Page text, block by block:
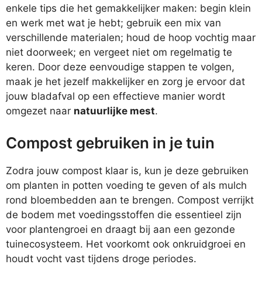
enkele tips die het gemakkelijker maken: begin klein
en werk met wat je hebt; gebruik een mix van
verschillende materialen; houd de hoop vochtig maar
niet doorweek; en vergeet niet om regelmatig te
keren. Door deze eenvoudige stappen te volgen,
maak je het jezelf makkelijker en zorg je ervoor dat
jouw bladafval op een effectieve manier wordt
omgezet naar natuurlijke mest.
Compost gebruiken in je tuin
Zodra jouw compost klaar is, kun je deze gebruiken
om planten in potten voeding te geven of als mulch
rond bloembedden aan te brengen. Compost verrijkt
de bodem met voedingsstoffen die essentieel zijn
voor plantengroei en draagt bij aan een gezonde
tuinecosysteem. Het voorkomt ook onkruidgroei en
houdt vocht vast tijdens droge periodes.